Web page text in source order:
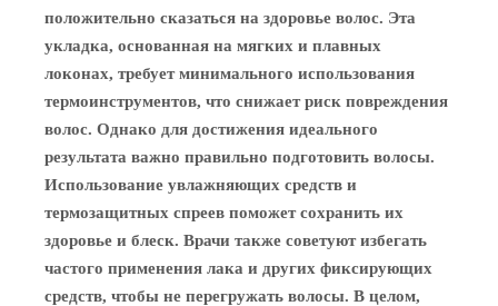
положительно сказаться на здоровье волос. Эта
укладка, основанная на мягких и плавных
локонах, требует минимального использования
термоинструментов, что снижает риск повреждения
волос. Однако для достижения идеального
результата важно правильно подготовить волосы.
Использование увлажняющих средств и
термозащитных спреев поможет сохранить их
здоровье и блеск. Врачи также советуют избегать
частого применения лака и других фиксирующих
средств, чтобы не перегружать волосы. В целом,